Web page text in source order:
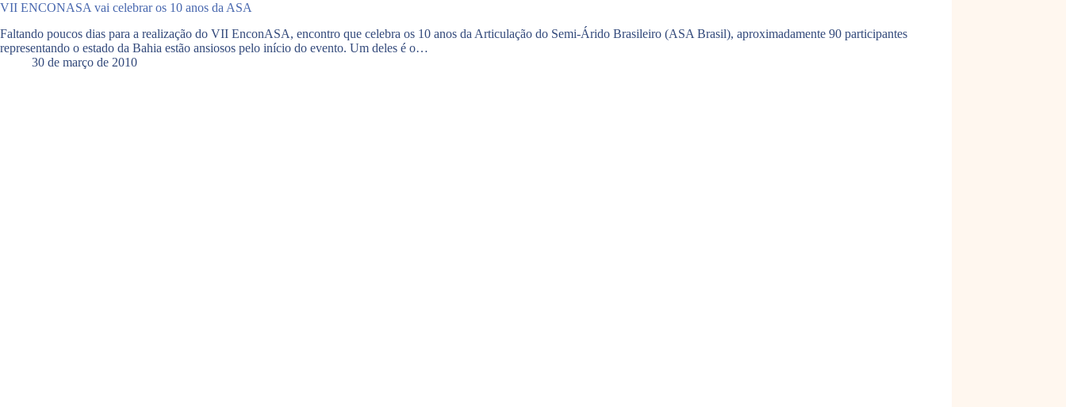
VII ENCONASA vai celebrar os 10 anos da ASA
Faltando poucos dias para a realização do VII EnconASA, encontro que celebra os 10 anos da Articulação do Semi-Árido Brasileiro (ASA Brasil), aproximadamente 90 participantes
representando o estado da Bahia estão ansiosos pelo início do evento. Um deles é o…
30 de março de 2010